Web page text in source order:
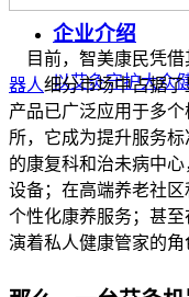
企业介绍
以艾灸守护大众
目前，智美康民凭借
器人细分市场中占据
产品已广泛应用于多
所，它成为提升服务
的康复科和治未病中
设备；在高端养老社
个性化康养服务；甚
演着私人健康管家的角